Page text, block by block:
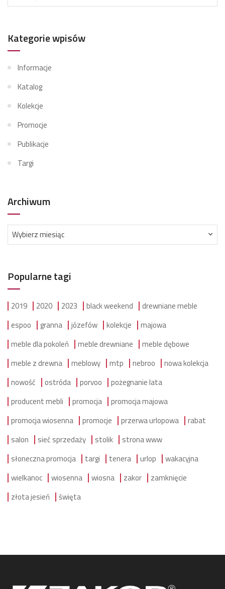
Kategorie wpisów
Informacje
Katalog
Kolekcje
Promocje
Publikacje
Targi
Archiwum
Archiwum
Wybierz miesiąc
Popularne tagi
2019 2020 2023 black weekend
drewniane meble
espoo
granna józefów kolekcje
majowa
meble dla pokoleń
meble drewniane
meble dębowe
meble z drewna
meblowy mtp nebroo
nowa kolekcja
nowość
ostróda porvoo
pożegnanie lata
producent mebli
promocja
promocja majowa
promocja wiosenna
promocje przerwa urlopowa
rabat
salon
sieć sprzedaży stolik
strona www
słoneczna promocja
targi tenera urlop
wakacyjna
wielkanoc
wiosenna wiosna zakor
zamknięcie
złota jesień
święta